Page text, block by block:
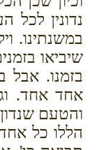
נדונין לכל
במשנתינו.
שיביאו
בזמנו. אבל
אחד אחד.
והטעם
הללו כל